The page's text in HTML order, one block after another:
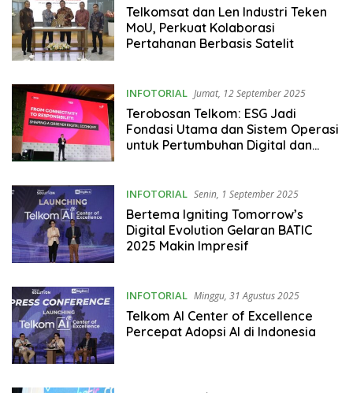
Telkomsat dan Len Industri Teken
MoU, Perkuat Kolaborasi
Pertahanan Berbasis Satelit
INFOTORIAL Jumat, 12 September 2025
Terobosan Telkom: ESG Jadi
Fondasi Utama dan Sistem Operasi
untuk Pertumbuhan Digital dan
INFOTORIAL Senin, 1 September 2025
Bertema Igniting Tomorrow’s
Digital Evolution Gelaran BATIC
2025 Makin Impresif
INFOTORIAL Minggu, 31 Agustus 2025
Telkom AI Center of Excellence
Percepat Adopsi AI di Indonesia